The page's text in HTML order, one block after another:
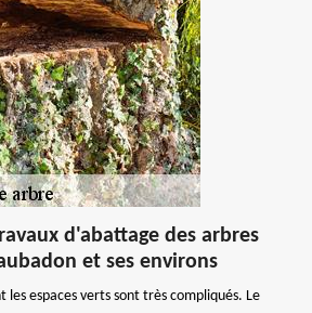
d'abattage des arbres
et ses environs
les espaces verts sont très compliqués. Le